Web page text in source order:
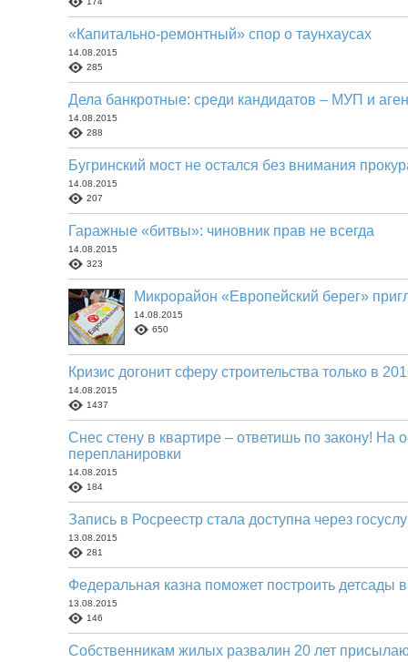
«Капитально-ремонтный» спор о таунхаусах
14.08.2015
285
Дела банкротные: среди кандидатов – МУП и
14.08.2015
288
Бугринский мост не остался без внимания
14.08.2015
207
Гаражные «битвы»: чиновник прав не всегда
14.08.2015
323
Микрорайон «Европейский берег»
14.08.2015
650
Кризис догонит сферу строительства только в
14.08.2015
1437
Снес стену в квартире – ответишь по закону! На
перепланировки
14.08.2015
184
Запись в Росреестр стала доступна через
13.08.2015
281
Федеральная казна поможет построить детсады
13.08.2015
146
Собственникам жилых развалин 20 лет